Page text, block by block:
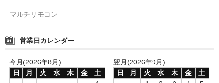
マルチリモコン
営業日カレンダー
今月(2026年8月)
日
月 火 水 木 金
土
翌月(2026年9月)
日
月 火 水 木 金
土